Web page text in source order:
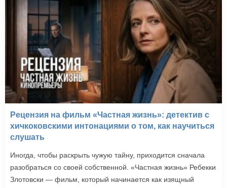
Рецензия на фильм «Частная жизнь»: детектив с
хичкоковскими интонациями о том, как научиться
слушать
Иногда, чтобы раскрыть чужую тайну, приходится сначала
разобраться со своей собственной. «Частная жизнь» Ребекки
Злотовски — фильм, который начинается как изящный